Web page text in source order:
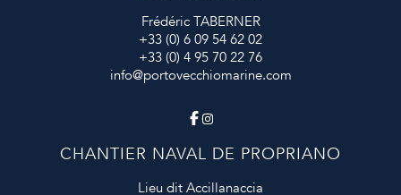
Frédéric TABERNER
+33 (0) 6 09 54 62 02
+33 (0) 4 95 70 22 76
info@portovecchiomarine.com
CHANTIER NAVAL DE PROPRIANO
Lieu dit Accillanaccia